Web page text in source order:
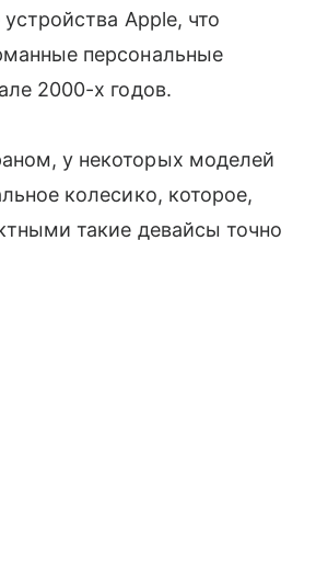
Apple, что
персональные
2000-х годов.
у некоторых моделей
колесико, которое,
такие девайсы точно